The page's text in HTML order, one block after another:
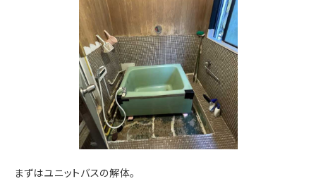
まずはユニットバスの解体。